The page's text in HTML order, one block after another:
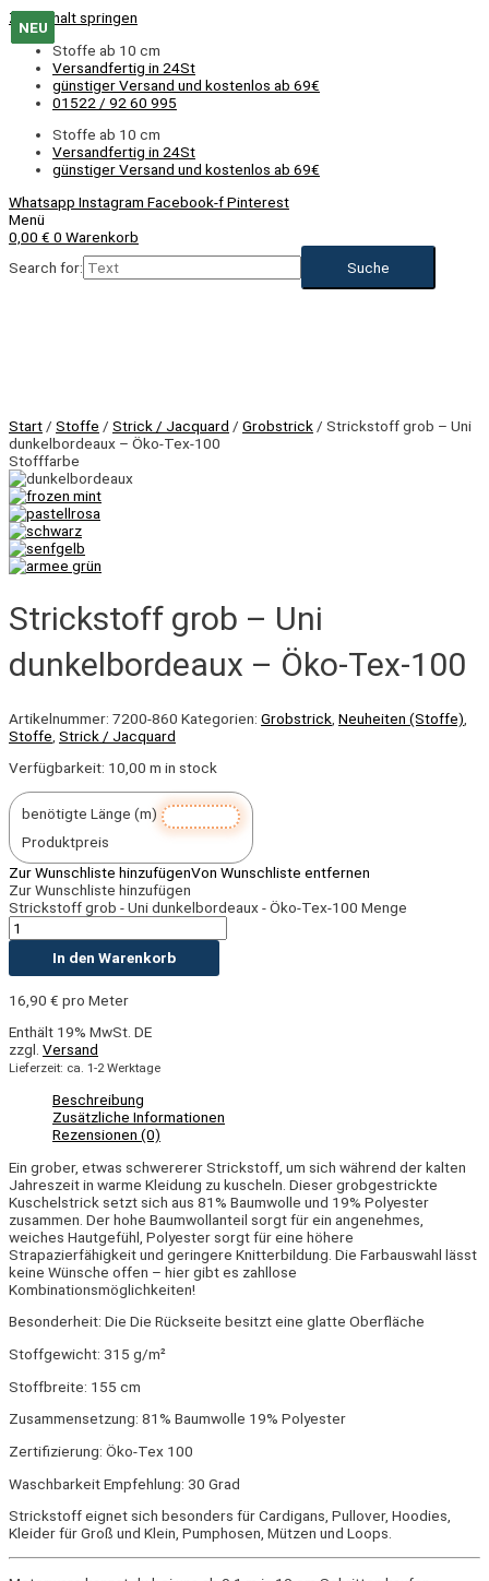
Zum Inhalt springen
Stoffe ab 10 cm
Versandfertig in 24St
günstiger Versand und kostenlos ab 69€
01522 / 92 60 995
Stoffe ab 10 cm
Versandfertig in 24St
günstiger Versand und kostenlos ab 69€
Whatsapp Instagram Facebook-fPinterest
Menü
0,00 € 0 Warenkorb
Search for:
Start / Stoffe / Strick / Jacquard / Grobstrick / Strickstoff grob – Uni
dunkelbordeaux – Öko-Tex-100
Stofffarbe
Strickstoff grob – Uni
dunkelbordeaux – Öko-Tex-100
Artikelnummer: 7200-860 Kategorien: Grobstrick Neuheiten (Stoffe)
Stoffe Strick / Jacquard
Verfügbarkeit: 10,00 m in stock
benötigte Länge (m)
Produktpreis
Zur Wunschliste hinzufügenVon Wunschliste entfernen
Zur Wunschliste hinzufügen
Strickstoff grob - Uni dunkelbordeaux - Öko-Tex-100 Menge
In den Warenkorb
16,90 € pro Meter
Enthält 19% MwSt. DE
zzgl. Versand
Lieferzeit: ca. 1-2 Werktage
Beschreibung
Zusätzliche Informationen
Rezensionen (0)
Ein grober, etwas schwererer Strickstoff, um sich während der kalten
Jahreszeit in warme Kleidung zu kuscheln. Dieser grobgestrickte
Kuschelstrick setzt sich aus 81% Baumwolle und 19% Polyester
zusammen. Der hohe Baumwollanteil sorgt für ein angenehmes,
weiches Hautgefühl, Polyester sorgt für eine höhere
Strapazierfähigkeit und geringere Knitterbildung. Die Farbauswahl lässt
keine Wünsche offen – hier gibt es zahllose
Kombinationsmöglichkeiten!
Besonderheit: Die Die Rückseite besitzt eine glatte Oberfläche
Stoffgewicht: 315 g/m²
Stoffbreite: 155 cm
Zusammensetzung: 81% Baumwolle 19% Polyester
Zertifizierung: Öko-Tex 100
Waschbarkeit Empfehlung: 30 Grad
Strickstoff eignet sich besonders für Cardigans, Pullover, Hoodies,
Kleider für Groß und Klein, Pumphosen, Mützen und Loops.
NEU
NEU
NEU
NEU